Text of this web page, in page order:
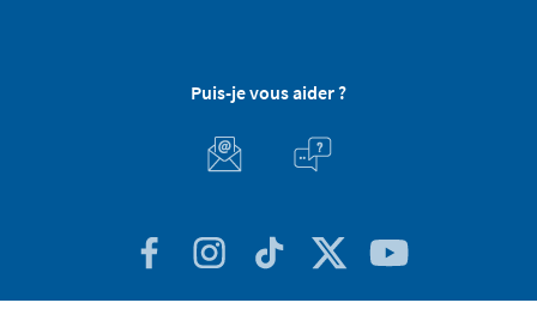
Puis-je vous aider ?